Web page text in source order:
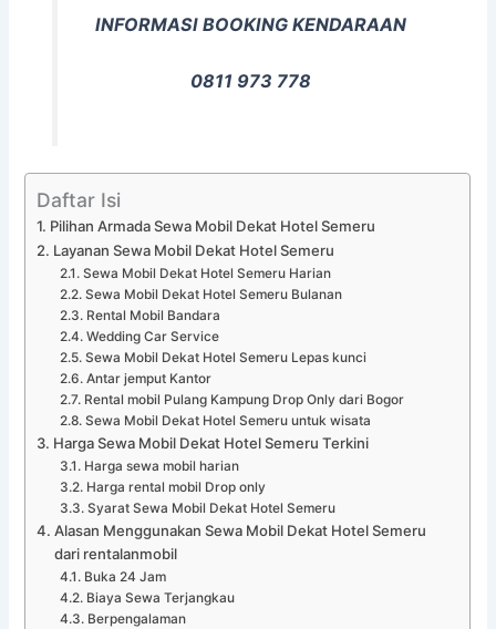
INFORMASI BOOKING KENDARAAN
0811 973 778
Daftar Isi
Pilihan Armada Sewa Mobil Dekat Hotel Semeru
Layanan Sewa Mobil Dekat Hotel Semeru
Sewa Mobil Dekat Hotel Semeru Harian
Sewa Mobil Dekat Hotel Semeru Bulanan
Rental Mobil Bandara
Wedding Car Service
Sewa Mobil Dekat Hotel Semeru Lepas kunci
Antar jemput Kantor
Rental mobil Pulang Kampung Drop Only dari Bogor
Sewa Mobil Dekat Hotel Semeru untuk wisata
Harga Sewa Mobil Dekat Hotel Semeru Terkini
Harga sewa mobil harian
Harga rental mobil Drop only
Syarat Sewa Mobil Dekat Hotel Semeru
Alasan Menggunakan Sewa Mobil Dekat Hotel Semeru
dari rentalanmobil
Buka 24 Jam
Biaya Sewa Terjangkau
Berpengalaman